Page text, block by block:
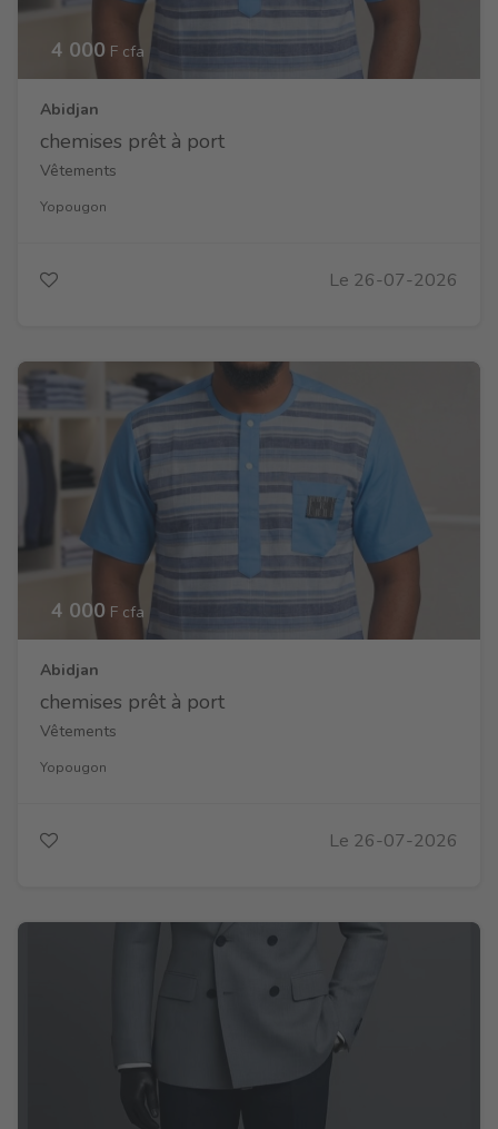
4 000 F cfa
Abidjan
chemises prêt à port
Vêtements
Yopougon
Le 26-07-2026
4 000 F cfa
Abidjan
chemises prêt à port
Vêtements
Yopougon
Le 26-07-2026